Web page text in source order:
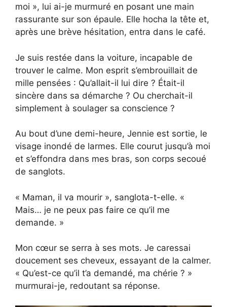
moi », lui ai-je murmuré en posant une main
rassurante sur son épaule. Elle hocha la tête et,
après une brève hésitation, entra dans le café.
Je suis restée dans la voiture, incapable de
trouver le calme. Mon esprit s’embrouillait de
mille pensées : Qu’allait-il lui dire ? Était-il
sincère dans sa démarche ? Ou cherchait-il
simplement à soulager sa conscience ?
Au bout d’une demi-heure, Jennie est sortie, le
visage inondé de larmes. Elle courut jusqu’à moi
et s’effondra dans mes bras, son corps secoué
de sanglots.
« Maman, il va mourir », sanglota-t-elle. «
Mais… je ne peux pas faire ce qu’il me
demande. »
Mon cœur se serra à ses mots. Je caressai
doucement ses cheveux, essayant de la calmer.
« Qu’est-ce qu’il t’a demandé, ma chérie ? »
murmurai-je, redoutant sa réponse.